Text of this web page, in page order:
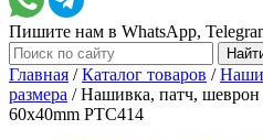
Пишите нам в WhatsApp,
Главная /Каталог товаров /
размера /Нашивка, патч, шеврон
60x40mm PTC414